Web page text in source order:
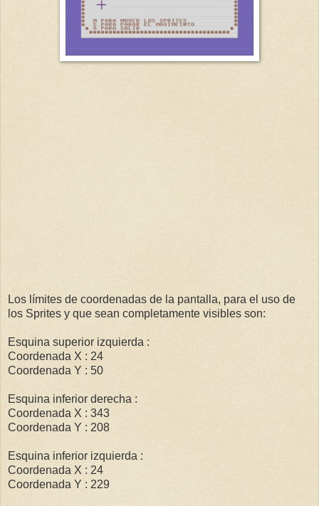
Los límites de coordenadas de la pantalla, para el uso de
los Sprites y que sean completamente visibles son:
Esquina superior izquierda :
Coordenada X : 24
Coordenada Y : 50
Esquina inferior derecha :
Coordenada X : 343
Coordenada Y : 208
Esquina inferior izquierda :
Coordenada X : 24
Coordenada Y : 229